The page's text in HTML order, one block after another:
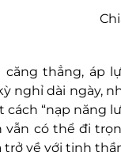
thẳng, áp
nghỉ dài ngày,
“nạp năng
vẫn có thể đi
về với tinh